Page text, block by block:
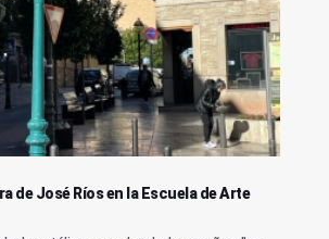
de José Ríos en la Escuela de Arte